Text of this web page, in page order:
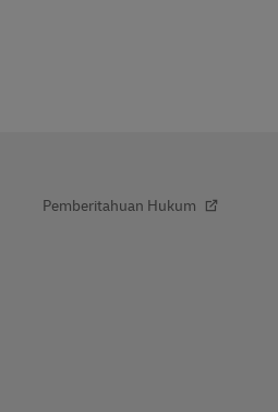
Pemberitahuan Hukum